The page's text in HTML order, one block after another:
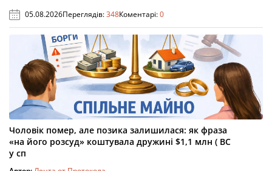
05.08.2026Переглядів:348Коментарі:0
Чоловік помер, але позика залишилася: як фраза
«на його розсуд» коштувала дружині $1,1 млн ( ВС
у сп